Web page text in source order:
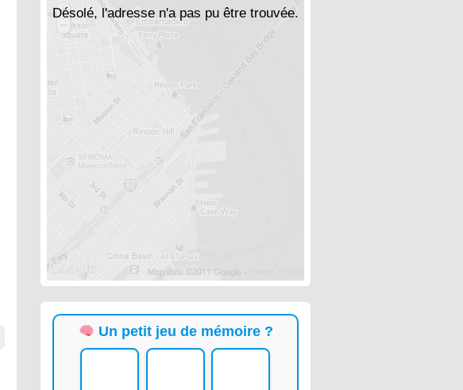
Désolé, l'adresse n'a pas pu être trouvée.
Un petit jeu de mémoire ?